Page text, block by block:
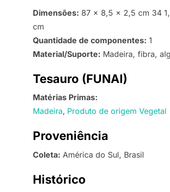
Dimensões: 87 x 8,5 x 2,5 cm 34
cm
Quantidade de componentes: 1
Material/Suporte: Madeira, fibra,
Tesauro (FUNAI)
Matérias Primas:
Madeira Produto de origem Vegetal
Proveniência
Coleta: América do Sul, Brasil
Histórico